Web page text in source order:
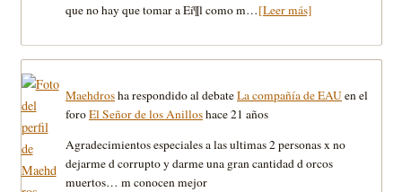
que no hay que tomar a Eí¶l como m…[Leer más]
Maehdrosha respondido al debateLa compañía de EAUen el
foroEl Señor de los Anilloshace 21 años
Agradecimientos especiales a las ultimas 2 personas x no
dejarme d corrupto y darme una gran cantidad d orcos
muertos… m conocen mejor